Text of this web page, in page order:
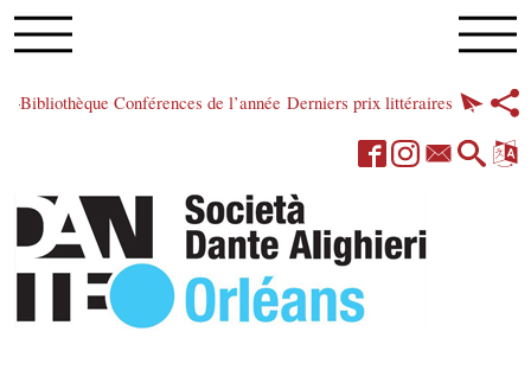
Bibliothèque Conférences de l’année Derniers prix littéraires